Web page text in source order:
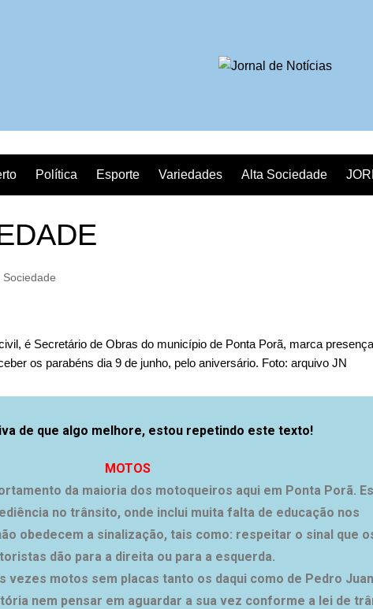
Política Esporte Variedades Alta Sociedade
Sociedade
é Secretário de Obras do município de Ponta Porã, marca
os parabéns dia 9 de junho, pelo aniversário. Foto: arquivo JN
de que algo melhore, estou repetindo este texto!
MOTOS
da maioria dos motoqueiros aqui em Ponta Porã.
no trânsito, onde inclui muita falta de educação nos
obedecem a sinalização, tais como: respeitar o sinal que
dão para a direita ou para a esquerda.
vezes motos sem placas tanto os daqui como de Pedro Juan
nem pensar em aguardar a sua vez conforme a lei de